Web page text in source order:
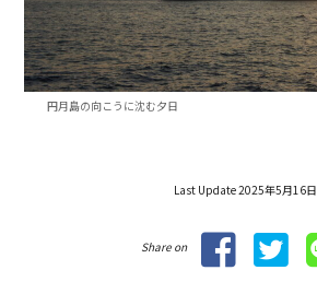
円月島の向こうに沈む夕日
Last Update 2025年5月16日
Share on